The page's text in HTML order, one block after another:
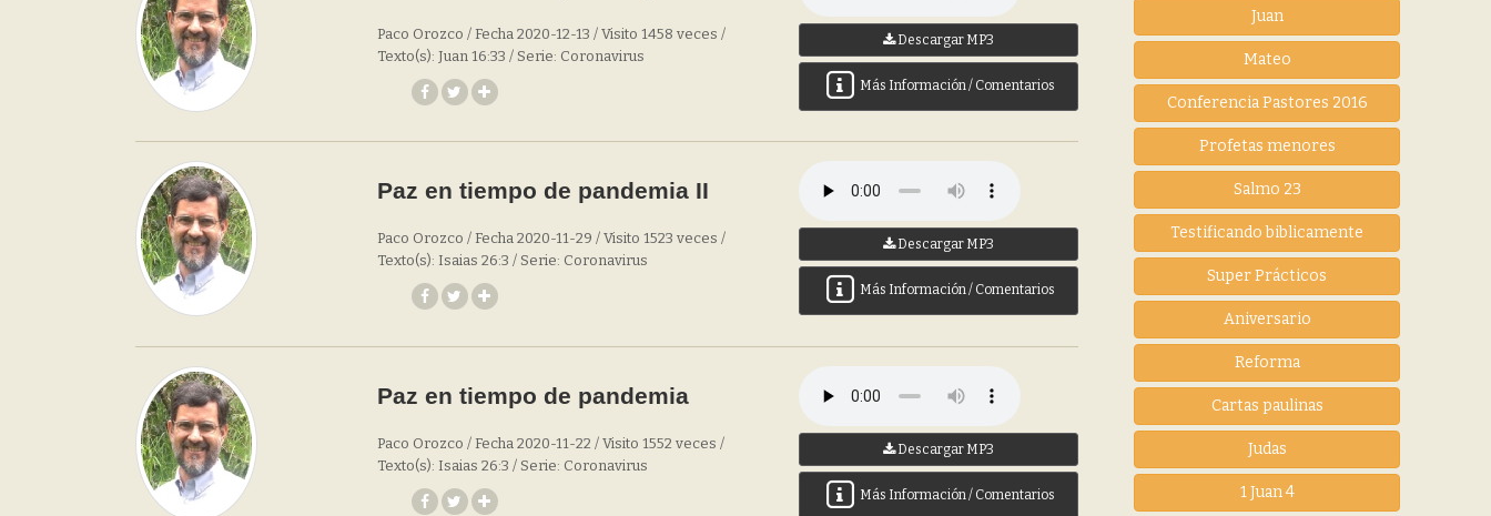
Paco Orozco / Fecha 2020-12-13 / Visito 1458 veces /
Texto(s): Juan 16:33 / Serie: Coronavirus
Descargar MP3
Más Información / Comentarios
Paz en tiempo de pandemia II
Paco Orozco / Fecha 2020-11-29 / Visito 1523 veces /
Texto(s): Isaias 26:3 / Serie: Coronavirus
Descargar MP3
Más Información / Comentarios
Paz en tiempo de pandemia
Paco Orozco / Fecha 2020-11-22 / Visito 1552 veces /
Texto(s): Isaias 26:3 / Serie: Coronavirus
Descargar MP3
Más Información / Comentarios
Juan
Mateo
Conferencia Pastores 2016
Profetas menores
Salmo 23
Testificando biblicamente
Super Prácticos
Aniversario
Reforma
Cartas paulinas
Judas
1 Juan 4